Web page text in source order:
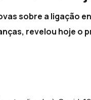
sobre a ligação
revelou hoje o